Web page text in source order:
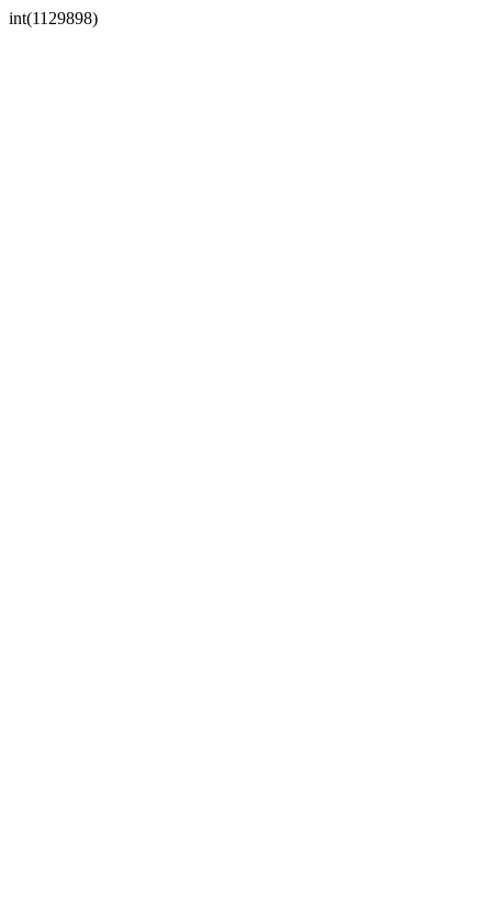
int(1129898)